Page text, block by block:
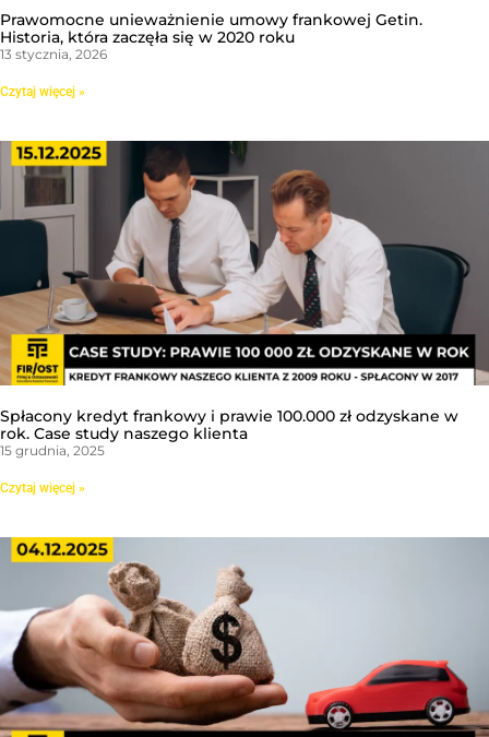
Prawomocne unieważnienie umowy frankowej Getin.
Historia, która zaczęła się w 2020 roku
13 stycznia, 2026
Czytaj więcej »
Spłacony kredyt frankowy i prawie 100.000 zł odzyskane w
rok. Case study naszego klienta
15 grudnia, 2025
Czytaj więcej »